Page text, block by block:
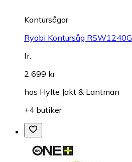
Kontursågar
Ryobi Kontursåg RSW1240G
fr.
2 699 kr
hos Hylte Jakt & Lantman
+4 butiker